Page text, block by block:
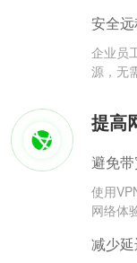
安全
企业员
源，无
提高
避免
使用
网络体
减少延